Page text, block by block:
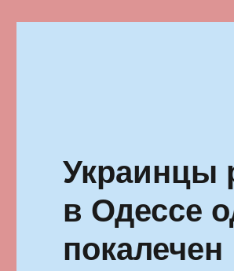
Украинцы
в Одессе
покалечен